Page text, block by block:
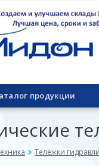
продукции
Тележки